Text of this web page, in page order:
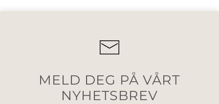
MELD DEG PÅ VÅRT
NYHETSBREV